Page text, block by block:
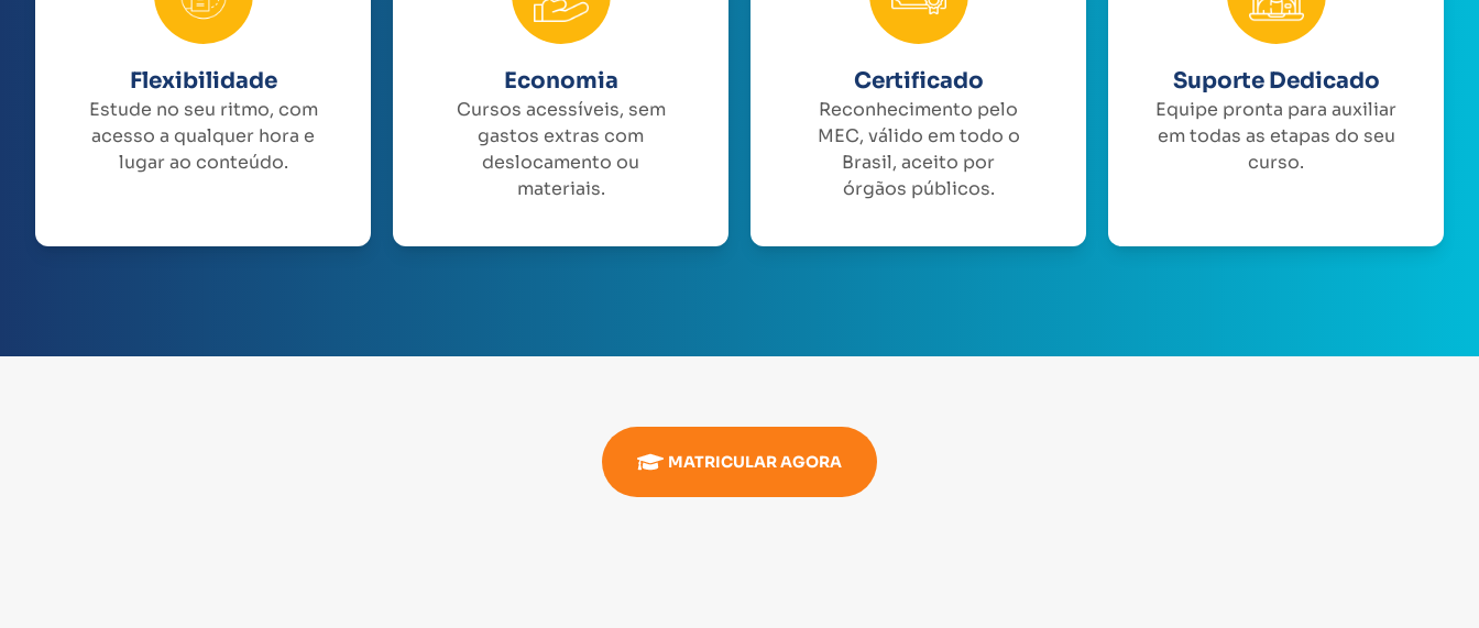
Flexibilidade
Estude no seu ritmo, com
acesso a qualquer hora e
lugar ao conteúdo.
Economia
Cursos acessíveis, sem
gastos extras com
deslocamento ou
materiais.
Certificado
Reconhecimento pelo
MEC, válido em todo o
Brasil, aceito por
órgãos públicos.
Suporte Dedicado
Equipe pronta para auxiliar
em todas as etapas do seu
curso.
MATRICULAR AGORA